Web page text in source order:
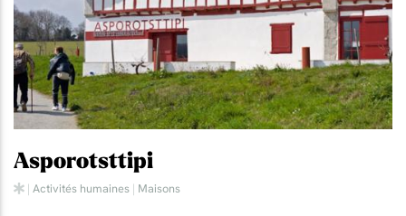
Asporotsttipi
| Activités humaines | Maisons